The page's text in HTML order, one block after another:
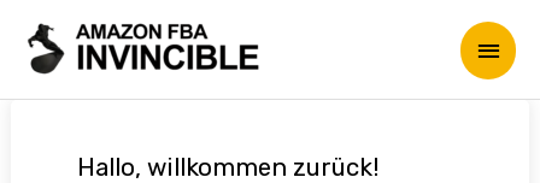
Hallo, willkommen zurück!